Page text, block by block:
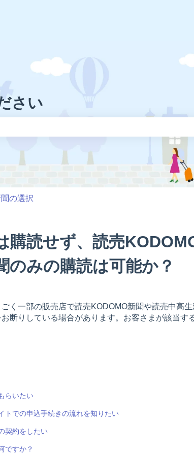
さい
の選択
購読せず、読売
のみの購読は可能か？
く一部の販売店で読売KODOMO新聞や読売中高
断りしている場合があります。お客さまが該当す
らいたい
トでの申込手続きの流れを知りたい
契約をしたい
ですか？